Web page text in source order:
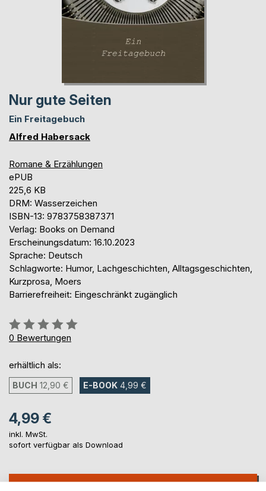
Nur gute Seiten
Ein Freitagebuch
Alfred Habersack
Romane & Erzählungen
ePUB
225,6 KB
DRM: Wasserzeichen
ISBN-13: 9783758387371
Verlag: Books on Demand
Erscheinungsdatum: 16.10.2023
Sprache: Deutsch
Schlagworte: Humor, Lachgeschichten, Alltagsgeschichten,
Kurzprosa, Moers
Barrierefreiheit: Eingeschränkt zugänglich
Bewertung::
0%
0 Bewertungen
erhältlich als:
BUCH 12,90 € E-BOOK 4,99 €
4,99 €
inkl. MwSt.
sofort verfügbar als Download